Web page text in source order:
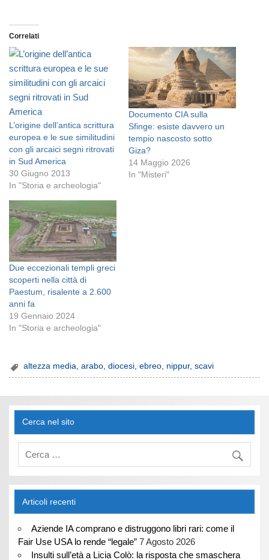
Correlati
L’origine dell’antica scrittura
europea e le sue similitudini
con gli arcaici segni ritrovati
in Sud America
30 Giugno 2013
In "Storia e archeologia"
Documento CIA sulla
Sfinge: esiste davvero un
tempio nascosto sotto
Giza?
14 Maggio 2026
In "Misteri"
Due eccezionali templi greci
scoperti nella città di
Paestum, risalente a 2.600
anni fa
19 Gennaio 2024
In "Storia e archeologia"
altezza media,arabo,diocesi,ebreo, nippur,scavi
Cerca nel sito
Articoli recenti
Aziende IA comprano e distruggono libri rari: come il
Fair Use USA lo rende “legale” 7 Agosto 2026
Insulti sull’età a Licia Colò: la risposta che smaschera